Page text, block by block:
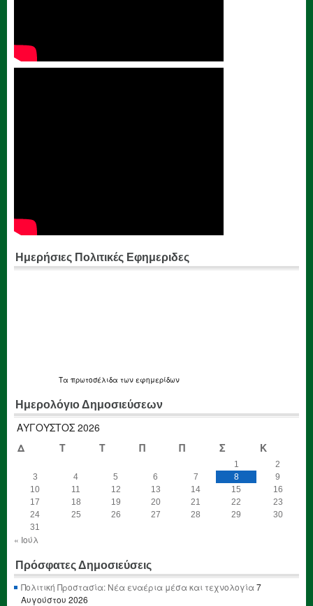
Ημερήσιες Πολιτικές Εφημεριδες
Τα πρωτοσέλιδα των εφημερίδων
Ημερολόγιο Δημοσιεύσεων
ΑΎΓΟΥΣΤΟΣ 2026
Δ
Τ Τ Π Π Σ Κ
1
2
3
4 5 6 7 8
9
10
11 12 13 14 15
16
17
18 19 20 21 22
23
24
25 26 27 28 29
30
31
« Ιούλ
Πρόσφατες Δημοσιεύσεις
Πολιτική Προστασία: Νέα εναέρια μέσα και τεχνολογία7
Αυγούστου 2026